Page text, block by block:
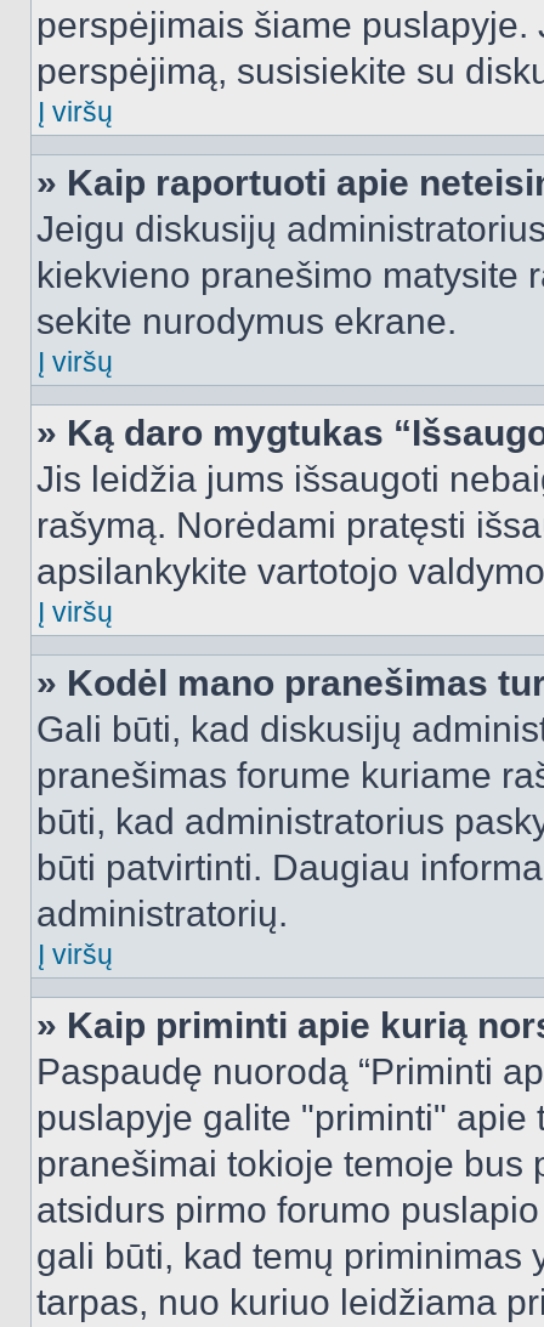
perspėjimais šiame
perspėjimą, susisiekite su
Į viršų
» Kaip raportuoti apie
Jeigu diskusijų
kiekvieno pranešimo matysite
sekite nurodymus ekrane.
Į viršų
» Ką daro mygtukas
Jis leidžia jums išsaugoti
rašymą. Norėdami pratęsti
apsilankykite vartotojo
Į viršų
» Kodėl mano pranešimas
Gali būti, kad diskusijų
pranešimas forume kuriame
būti, kad administratorius
būti patvirtinti. Daugiau
administratorių.
Į viršų
» Kaip priminti apie kurią
Paspaudę nuorodą “Priminti
puslapyje galite "priminti"
pranešimai tokioje temoje bus
atsidurs pirmo forumo
gali būti, kad temų priminimas
tarpas, nuo kuriuo leidžiama